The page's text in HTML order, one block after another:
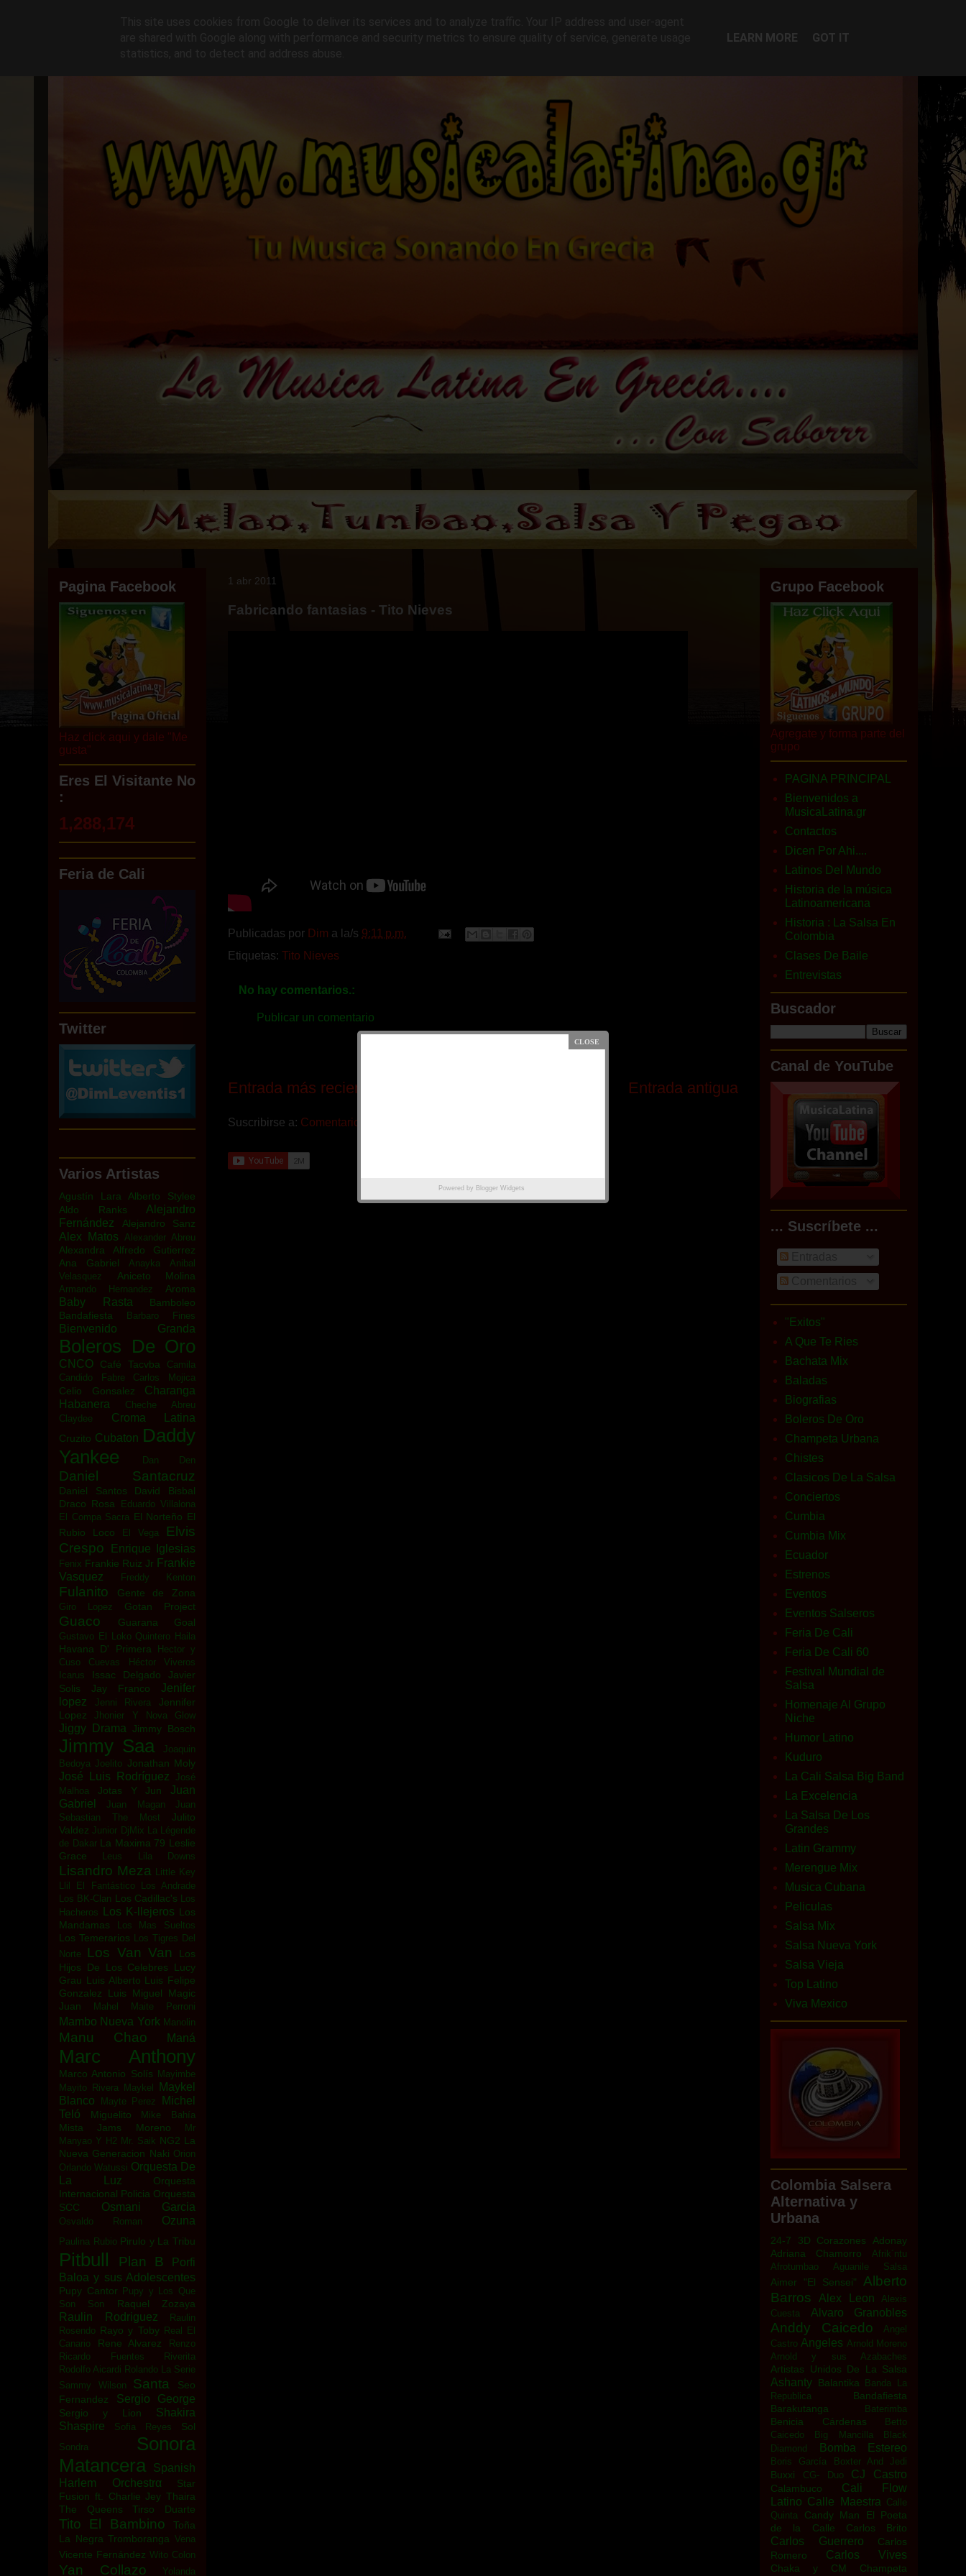
1 abr 2011
Fabricando fantasias - Tito Nieves
Publicadas por Dim a la/s 9:11 p.m.
Etiquetas: Tito Nieves
No hay comentarios.:
Publicar un comentario
Entrada más reciente Entrada antigua
Suscribirse a: Comentarios de la entrada (Atom)
Pagina Facebook
Haz click aqui y dale "Me
gusta"
Eres El Visitante No
:
1,288,174
Powered by Blogger Widgets
Feria de Cali
Twitter
Varios Artistas
Agustín Lara
Alberto Stylee
Aldo Ranks
Alejandro
Fernández
Alejandro Sanz
Alex Matos Alexander Abreu
Alexandra
Alfredo Gutierrez
Ana Gabriel
Anayka
Anibal
Velasquez
Aniceto Molina
Armando Hernandez Aroma
Baby Rasta
Bamboleo
Bandafiesta
Barbaro Fines
Bienvenido Granda
Boleros De Oro
CNCO Café Tacvba
Camila
Candido Fabre
Carlos Mojica
Celio Gonsalez
Charanga
Habanera
Cheche Abreu
Claydee
Croma Latina
Cruzito Cubaton Daddy
Yankee
Dan Den
Daniel Santacruz
Daniel Santos
David Bisbal
Draco Rosa
Eduardo Villalona
El Compa Sacra El Norteño El
Rubio Loco
El Vega
Elvis
Crespo
Enrique Iglesias
Fenix Frankie Ruiz Jr Frankie
Vasquez
Freddy Kenton
Fulanito Gente de Zona
Giro Lopez Gotan Project
Guaco Guarana Goal
Gustavo El Loko Quintero Haila
Havana D' Primera
Hector y
Cuso Cuevas
Héctor Viveros
Icarus
Issac Delgado
Javier
Solis
Jay Franco
Jenifer
lopez
Jenni Rivera
Jennifer
Lopez
Jhonier Y Nova Glow
Jiggy Drama Jimmy Bosch
Jimmy Saa
Joaquin
Bedoya Joelito Jonathan Moly
José Luis Rodríguez
José
Malhoa
Jotas Y Jun
Juan
Gabriel
Juan Magan
Juan
Sebastian The Most
Julito
Valdez Junior DjMix La Légende
de Dakar La Maxima 79 Leslie
Grace
Leus Lila Downs
Lisandro Meza Little Key
Llil El Fantástico
Los Andrade
Los BK-Clan Los Cadillac's Los
Hacheros
Los K-llejeros Los
Mandamas
Los Mas Sueltos
Los Temerarios Los Tigres Del
Norte
Los Van Van
Los
Hijos De Los Celebres
Lucy
Grau Luis Alberto Luis Felipe
Gonzalez
Luis Miguel
Magic
Juan
Mahel Maite Perroni
Mambo Nueva York Manolin
Manu Chao Maná
Marc Anthony
Marco Antonio Solís Mayimbe
Mayito Rivera Maykel
Maykel
Blanco
Mayte Perez
Michel
Teló
Miguelito Mike Bahía
Mista Jams Moreno
Mr
Manyao Y H2 Mr. Saik NG2 La
Nueva Generacion Naki Orion
Orlando Watussi Orquesta De
La Luz
Orquesta
Internacional Policia Orquesta
SCC
Osmani Garcia
Osvaldo Roman Ozuna
Paulina Rubio Pirulo y La Tribu
Pitbull Plan B
Porfi
Baloa y sus Adolescentes
Pupy Cantor Pupy y Los Que
Son Son
Raquel Zozaya
Raulin Rodriguez
Raulin
Rosendo Rayo y Toby Real El
Canario
Rene Alvarez
Renzo
Ricardo Fuentes
Riverita
Rodolfo Aicardi Rolando La Serie
Sammy Wilson
Santa
Seo
Fernandez
Sergio George
Sergio y Lion
Shakira
Shaspire
Sofia Reyes Sol
Sondra
Sonora
Matancera
Spanish
Harlem Orchestrα
Star
Fusion ft. Charlie Jey Thaira
The Queens
Tirso Duarte
Tito El Bambino
Toña
La Negra Tromboranga Vena
Vicente Fernández Wito Colon
Yan Collazo Yolanda
Grupo Facebook
Agregate y forma parte del
grupo
PAGINA PRINCIPAL
Bienvenidos a
MusicaLatina.gr
Contactos
Dicen Por Ahi....
Latinos Del Mundo
Historia de la música
Latinoamericana
Historia : La Salsa En
Colombia
Clases De Baile
Entrevistas
Buscador
Canal de YouTube
... Suscríbete ...
"Exitos"
A Que Te Ries
Bachata Mix
Baladas
Biografias
Boleros De Oro
Champeta Urbana
Chistes
Clasicos De La Salsa
Conciertos
Cumbia
Cumbia Mix
Ecuador
Estrenos
Eventos
Eventos Salseros
Feria De Cali
Feria De Cali 60
Festival Mundial de
Salsa
Homenaje Al Grupo
Niche
Humor Latino
Kuduro
La Cali Salsa Big Band
La Excelencia
La Salsa De Los
Grandes
Latin Grammy
Merengue Mix
Musica Cubana
Peliculas
Salsa Mix
Salsa Nueva York
Salsa Vieja
Top Latino
Viva Mexico
Colombia Salsera
Alternativa y
Urbana
24-7 3D Corazones
Adonay
Adriana Chamorro
Afrik´ntu
Afrotumbao
Aguanile Salsa
Aimer "El Sensei"
Alberto
Barros
Alex Leon
Alexis
Cuesta
Alvaro Granobles
Anddy Caicedo
Angel
Castro Angeles Arnold Moreno
Arnold y sus Azabaches
Artistas Unidos De La Salsa
Ashanty Balantika
Banda La
Republica
Bandafiesta
Barakutanga
Baterimba
Benicia Cárdenas
Betto
Caicedo
Big Mancilla
Black
Diamond
Bomba Estereo
Boris García Boxter And Jedi
Buxxi CG- Duo CJ Castro
Calambuco
Cali Flow
Latino Calle Maestra Calle
Quinta
Candy Man El Poeta
de la Calle
Carlos Brito
Carlos Guerrero
Carlos
Romero
Carlos Vives
Chaka y CM
Champeta
LEARN MORE GOT IT